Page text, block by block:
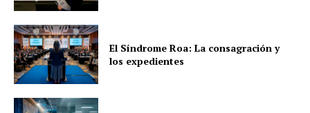
El Síndrome Roa: La consagración y
los expedientes